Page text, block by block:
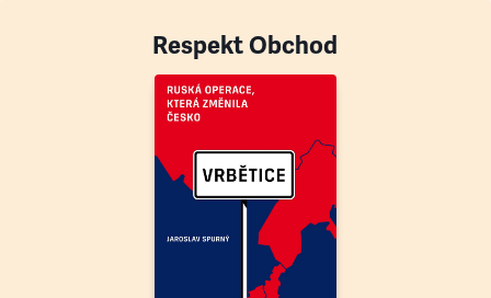
Respekt Obchod